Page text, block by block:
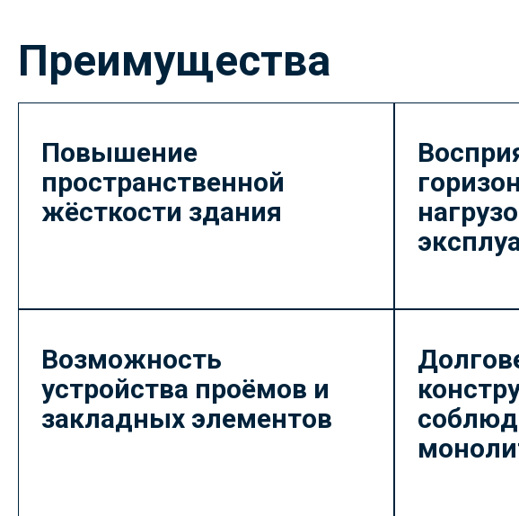
Преимущества
Повышение
пространственной
жёсткости здания
Возможность
устройства проёмов и
закладных элементов